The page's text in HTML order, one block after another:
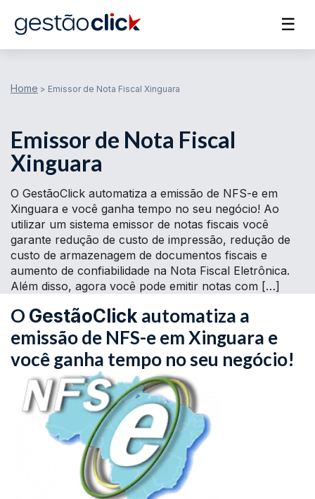
☰
Home > Emissor de Nota Fiscal Xinguara
Emissor de Nota Fiscal
Xinguara
O GestãoClick automatiza a emissão de NFS-e em
Xinguara e você ganha tempo no seu negócio! Ao
utilizar um sistema emissor de notas fiscais você
garante redução de custo de impressão, redução de
custo de armazenagem de documentos fiscais e
aumento de confiabilidade na Nota Fiscal Eletrônica.
Além disso, agora você pode emitir notas com […]
O GestãoClick automatiza a
emissão de NFS-e em Xinguara e
você ganha tempo no seu negócio!